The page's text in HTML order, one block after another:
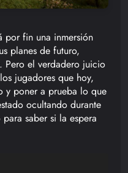
por fin una inmersión
planes de futuro,
Pero el verdadero juicio
jugadores que hoy,
y poner a prueba lo que
ocultando durante
saber si la espera